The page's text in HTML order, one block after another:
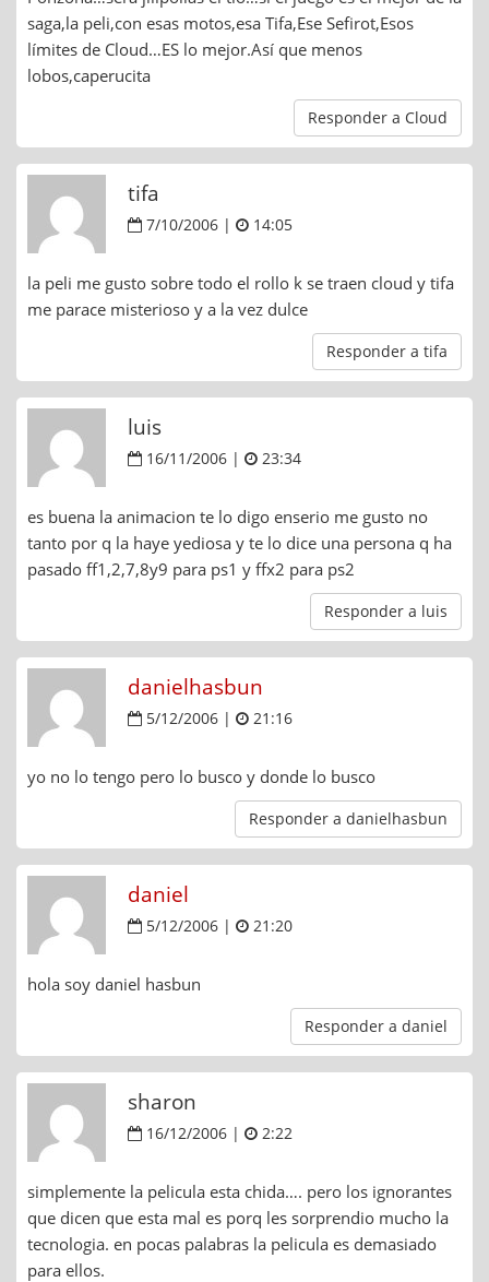
saga,la peli,con esas motos,esa Tifa,Ese Sefirot,Esos
límites de Cloud…ES lo mejor.Así que menos
lobos,caperucita
Responder a Cloud
tifa
7/10/2006 | 14:05
la peli me gusto sobre todo el rollo k se traen cloud y tifa
me parace misterioso y a la vez dulce
Responder a tifa
luis
16/11/2006 | 23:34
es buena la animacion te lo digo enserio me gusto no
tanto por q la haye yediosa y te lo dice una persona q ha
pasado ff1,2,7,8y9 para ps1 y ffx2 para ps2
Responder a luis
danielhasbun
5/12/2006 | 21:16
yo no lo tengo pero lo busco y donde lo busco
Responder a danielhasbun
daniel
5/12/2006 | 21:20
hola soy daniel hasbun
Responder a daniel
sharon
16/12/2006 | 2:22
simplemente la pelicula esta chida…. pero los ignorantes
que dicen que esta mal es porq les sorprendio mucho la
tecnologia. en pocas palabras la pelicula es demasiado
para ellos.